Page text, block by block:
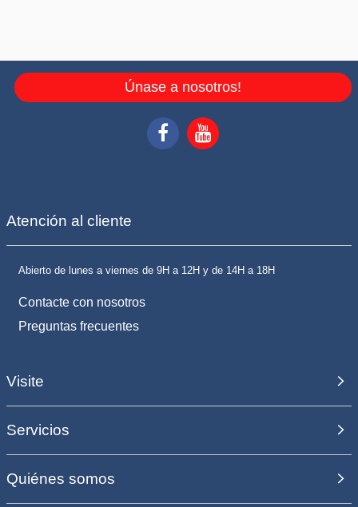
Únase a nosotros!
Atención al cliente
Abierto de lunes a viernes de 9H a 12H y de 14H a 18H
Contacte con nosotros
Preguntas frecuentes
Visite
Servicios
Quiénes somos